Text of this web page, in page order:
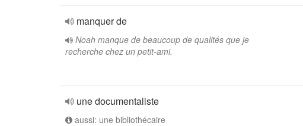
manquer de
Noah manque de beaucoup de qualités que je
recherche chez un petit-ami.
une documentaliste
aussi: une bibliothécaire